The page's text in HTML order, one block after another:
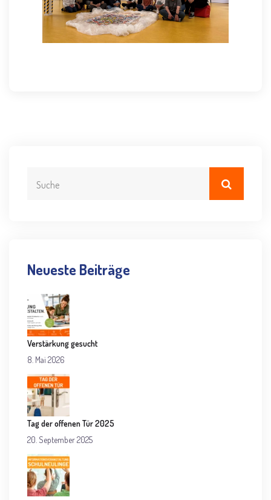
Neueste Beiträge
Verstärkung gesucht
8. Mai 2026
Tag der offenen Tür 2025
20. September 2025